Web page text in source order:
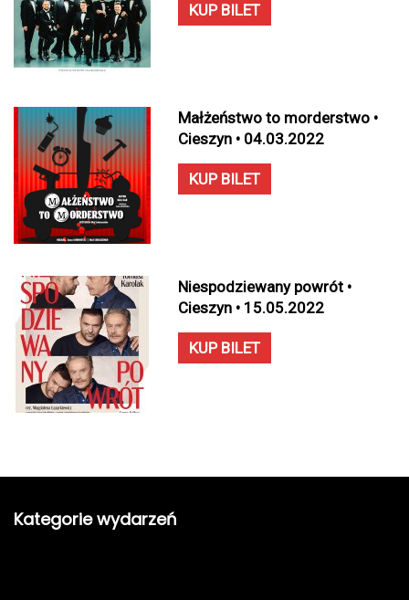
KUP BILET
Małżeństwo to morderstwo •
Cieszyn • 04.03.2022
KUP BILET
Niespodziewany powrót •
Cieszyn • 15.05.2022
KUP BILET
Kategorie wydarzeń